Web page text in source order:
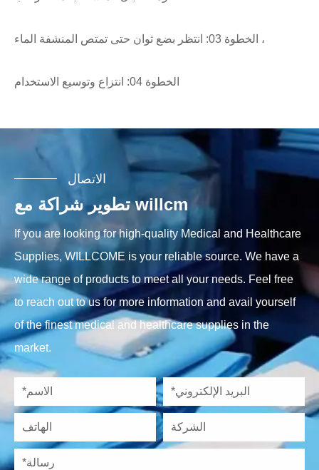
الخطوة 03: انتظر بضع ثوان حتى تمتص المنشفة الماء ،
الخطوة 04: انتزاع وتوسيع الاستخدام
الاتصال
تطوير شراكة مع willcm
If you are looking for high-quality Medical and Healthcare
Supplies, WILLCOME is your reliable source. We have a
wide range of products to meet all your needs. Feel free
to reach out to us for more information and avail yourself
of the finest medical and healthcare supplies in the
market.